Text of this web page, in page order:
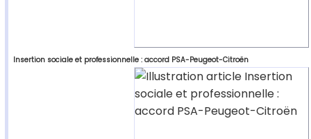
Insertion sociale et professionnelle : accord PSA-Peugeot-Citroën